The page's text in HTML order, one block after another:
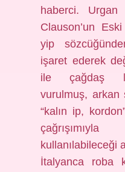
haberci. Urgan
Clauson’un
yip
işaret ederek
ile çağdaş
vurulmuş, arkan
“kalın ip,
kullanılabileceği
İtalyanca roba